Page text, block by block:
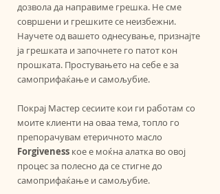
дозвола да направиме грешка. Не сме
совршени и грешките се неизбежни.
Научете од вашето однесување, признајте
ја грешката и започнете го патот кон
прошката. Простувањето на себе е за
самоприфаќање и самољубие.
Покрај Мастер сесиите кои ги работам со
моите клиенти на оваа тема, топло го
препорачувам етеричното масло
Forgiveness кое е моќна алатка во овој
процес за полесно да се стигне до
самоприфаќање и самољубие.